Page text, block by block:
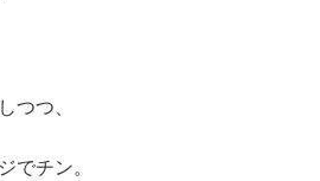
つつ、
でチン。